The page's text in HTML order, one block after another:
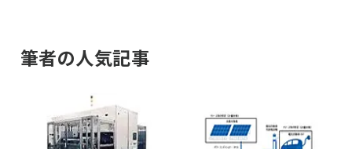
筆者の人気記事